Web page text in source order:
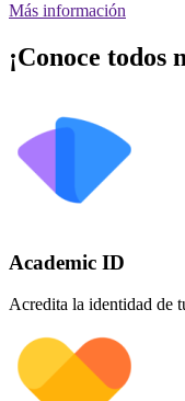
Más información
¡Conoce todos
Academic ID
Acredita la identidad de